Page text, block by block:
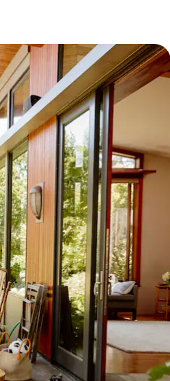
dolje, kao i dodirom ili prelaskom